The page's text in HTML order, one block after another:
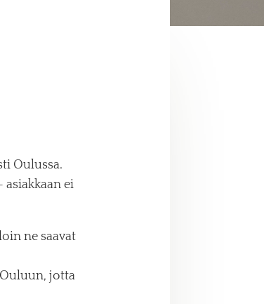
Oulussa.
ei
ne saavat
jotta